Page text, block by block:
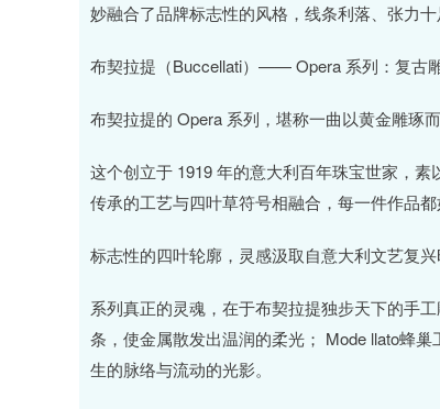
妙融合了品牌标志性的风格，线条利落、张力
布契拉提（Buccellati）—— Opera 系列：复古
布契拉提的 Opera 系列，堪称一曲以黄金雕琢而
这个创立于 1919 年的意大利百年珠宝世家，
传承的工艺与四叶草符号相融合，每一件作品都
标志性的四叶轮廓，灵感汲取自意大利文艺复
系列真正的灵魂，在于布契拉提独步天下的手
条，使金属散发出温润的柔光； Mode llato蜂
生的脉络与流动的光影。